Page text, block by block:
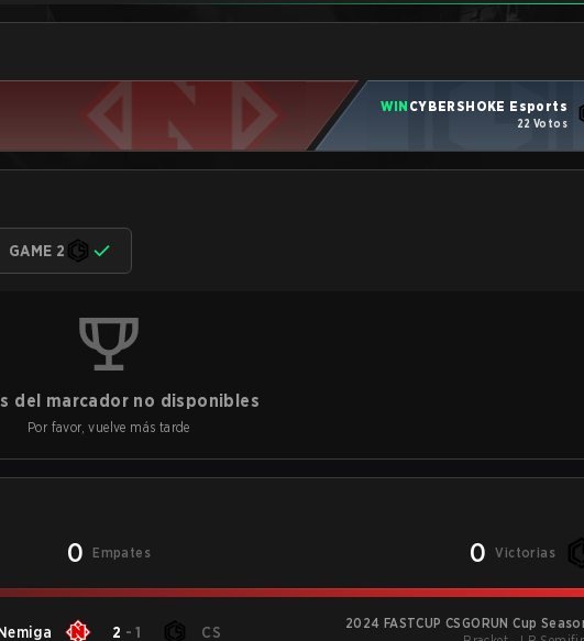
WIN CYBERSHOKE Esports
22 Votos
GAME 2
del marcador no disponibles
Por favor, vuelve más tarde
0 Empates 0 Victorias
2 -1 CS
2024 FASTCUP CSGORUN Cup